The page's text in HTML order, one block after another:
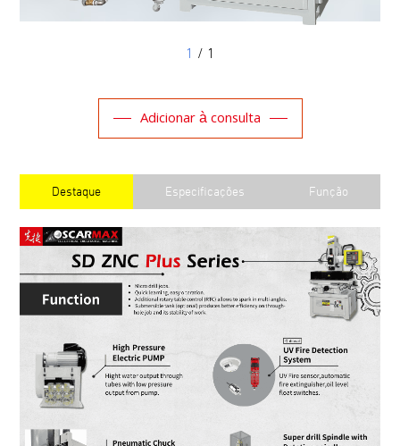
1 / 1
Adicionar à consulta
Destaque Especificações Função